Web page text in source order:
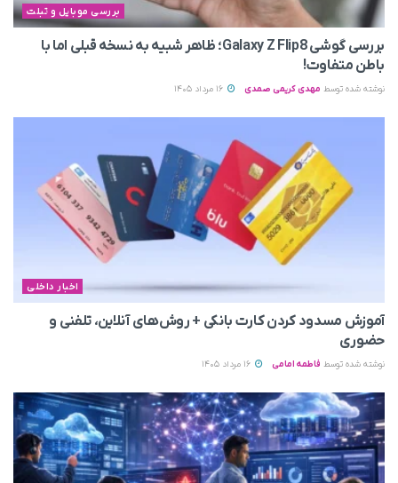
بررسی موبایل و تبلت
بررسی گوشی Galaxy Z Flip8؛ ظاهر شبیه به نسخه قبلی اما با
باطن متفاوت!
نوشته شده توسط مهدی کریمی صمدی
اخبار داخلی
آموزش مسدود کردن کارت بانکی + روش‌های آنلاین، تلفنی و
حضوری
نوشته شده توسط فاطمه امامی